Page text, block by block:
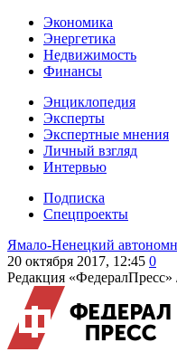
Экономика
Энергетика
Недвижимость
Финансы
Энциклопедия
Эксперты
Экспертные мнения
Личный взгляд
Интервью
Подписка
Спецпроекты
Ямало-Ненецкий
20 октября 2017, 12:45 0
Редакция «ФедералПресс»